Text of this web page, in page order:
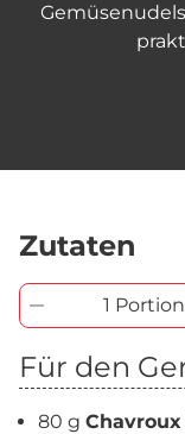
Zutaten
1 Portion
Für den
80 g